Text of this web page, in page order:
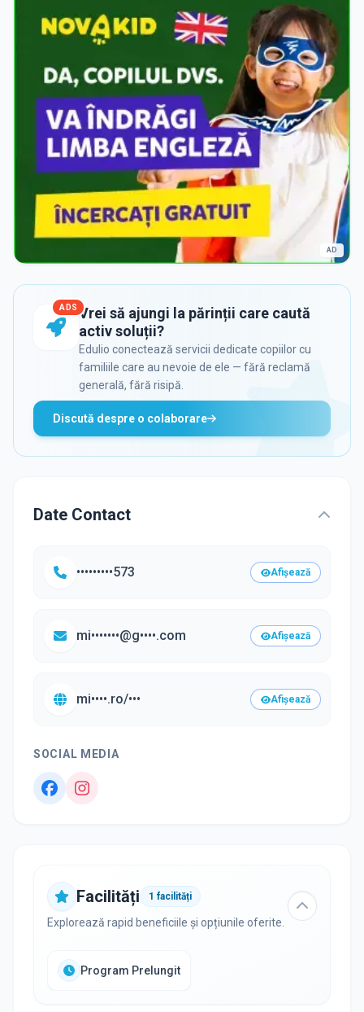
AD
ADS Vrei să ajungi la părinții care caută
activ soluții?
Edulio conectează servicii dedicate copiilor cu
familiile care au nevoie de ele — fără reclamă
generală, fără risipă.
Discută despre o colaborare
Date Contact
•••••••••573 Afișează
mi•••••••@g••••.com Afișează
mi••••.ro/••• Afișează
SOCIAL MEDIA
Facilități 1 facilități
Explorează rapid beneficiile și opțiunile oferite.
Program Prelungit